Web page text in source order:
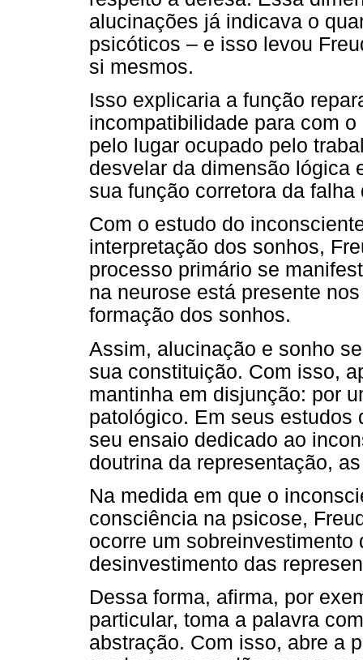
alucinações já indicava o
psicóticos – e isso levou
si mesmos.
Isso explicaria a função
incompatibilidade para com
pelo lugar ocupado pelo
desvelar da dimensão lógica
sua função corretora da falha
Com o estudo do
interpretação dos sonhos,
processo primário se
na neurose está presente
formação dos sonhos.
Assim, alucinação e sonho
sua constituição. Com isso,
mantinha em disjunção: por
patológico. Em seus estudos
seu ensaio dedicado ao
doutrina da representação,
Na medida em que o
consciência na psicose,
ocorre um
desinvestimento das
Dessa forma, afirma, por
particular, toma a palavra
abstração. Com isso, abre a